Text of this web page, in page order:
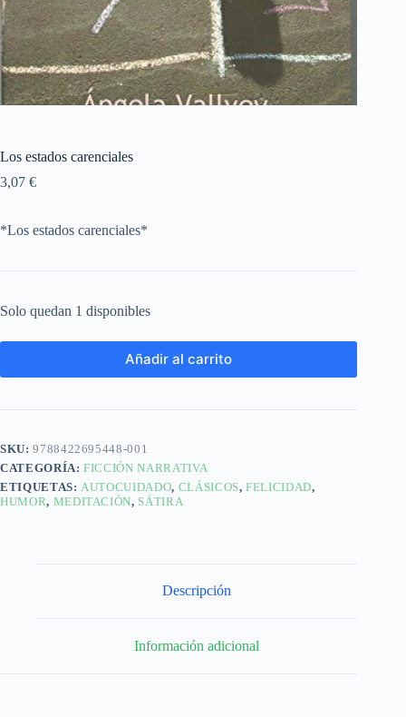
Los estados carenciales
3,07 €
*Los estados carenciales*
Solo quedan 1 disponibles
Añadir al carrito
SKU:9788422695448-001
CATEGORÍA:FICCIÓN NARRATIVA
ETIQUETAS: AUTOCUIDADO, CLÁSICOS,FELICIDAD,
HUMOR, MEDITACIÓN, SÁTIRA
Descripción
Información adicional